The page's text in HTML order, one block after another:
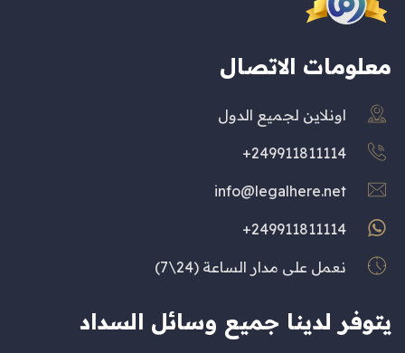
معلومات الاتصال
اونلاين لجميع الدول
249911811114+
info@legalhere.net
249911811114+
نعمل على مدار الساعة (24\7)
يتوفر لدينا جميع وسائل السداد